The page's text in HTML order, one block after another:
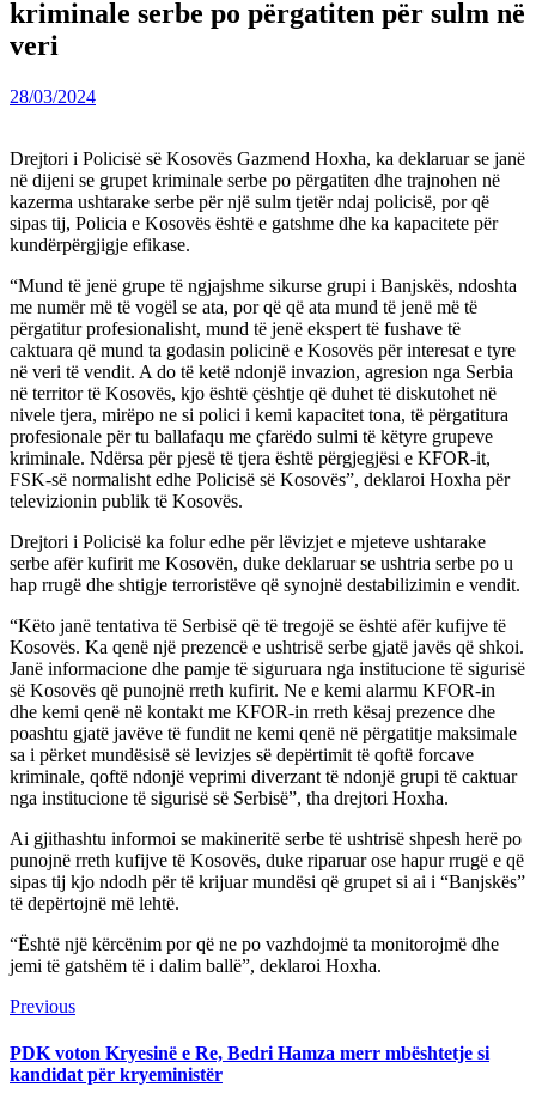
kriminale serbe po përgatiten për sulm në
veri
28/03/2024
Drejtori i Policisë së Kosovës Gazmend Hoxha, ka deklaruar se janë
në dijeni se grupet kriminale serbe po përgatiten dhe trajnohen në
kazerma ushtarake serbe për një sulm tjetër ndaj policisë, por që
sipas tij, Policia e Kosovës është e gatshme dhe ka kapacitete për
kundërpërgjigje efikase.
“Mund të jenë grupe të ngjajshme sikurse grupi i Banjskës, ndoshta
me numër më të vogël se ata, por që që ata mund të jenë më të
përgatitur profesionalisht, mund të jenë ekspert të fushave të
caktuara që mund ta godasin policinë e Kosovës për interesat e tyre
në veri të vendit. A do të ketë ndonjë invazion, agresion nga Serbia
në territor të Kosovës, kjo është çështje që duhet të diskutohet në
nivele tjera, mirëpo ne si polici i kemi kapacitet tona, të përgatitura
profesionale për tu ballafaqu me çfarëdo sulmi të këtyre grupeve
kriminale. Ndërsa për pjesë të tjera është përgjegjësi e KFOR-it,
FSK-së normalisht edhe Policisë së Kosovës”, deklaroi Hoxha për
televizionin publik të Kosovës.
Drejtori i Policisë ka folur edhe për lëvizjet e mjeteve ushtarake
serbe afër kufirit me Kosovën, duke deklaruar se ushtria serbe po u
hap rrugë dhe shtigje terroristëve që synojnë destabilizimin e vendit.
“Këto janë tentativa të Serbisë që të tregojë se është afër kufijve të
Kosovës. Ka qenë një prezencë e ushtrisë serbe gjatë javës që shkoi.
Janë informacione dhe pamje të siguruara nga institucione të sigurisë
së Kosovës që punojnë rreth kufirit. Ne e kemi alarmu KFOR-in
dhe kemi qenë në kontakt me KFOR-in rreth kësaj prezence dhe
poashtu gjatë javëve të fundit ne kemi qenë në përgatitje maksimale
sa i përket mundësisë së levizjes së depërtimit të qoftë forcave
kriminale, qoftë ndonjë veprimi diverzant të ndonjë grupi të caktuar
nga institucione të sigurisë së Serbisë”, tha drejtori Hoxha.
Ai gjithashtu informoi se makineritë serbe të ushtrisë shpesh herë po
punojnë rreth kufijve të Kosovës, duke riparuar ose hapur rrugë e që
sipas tij kjo ndodh për të krijuar mundësi që grupet si ai i “Banjskës”
të depërtojnë më lehtë.
“Është një kërcënim por që ne po vazhdojmë ta monitorojmë dhe
jemi të gatshëm të i dalim ballë”, deklaroi Hoxha.
Continue
Reading
PreviousPrevious
PDK voton Kryesinë e Re, Bedri Hamza merr mbështetje si
kandidat për kryeministër